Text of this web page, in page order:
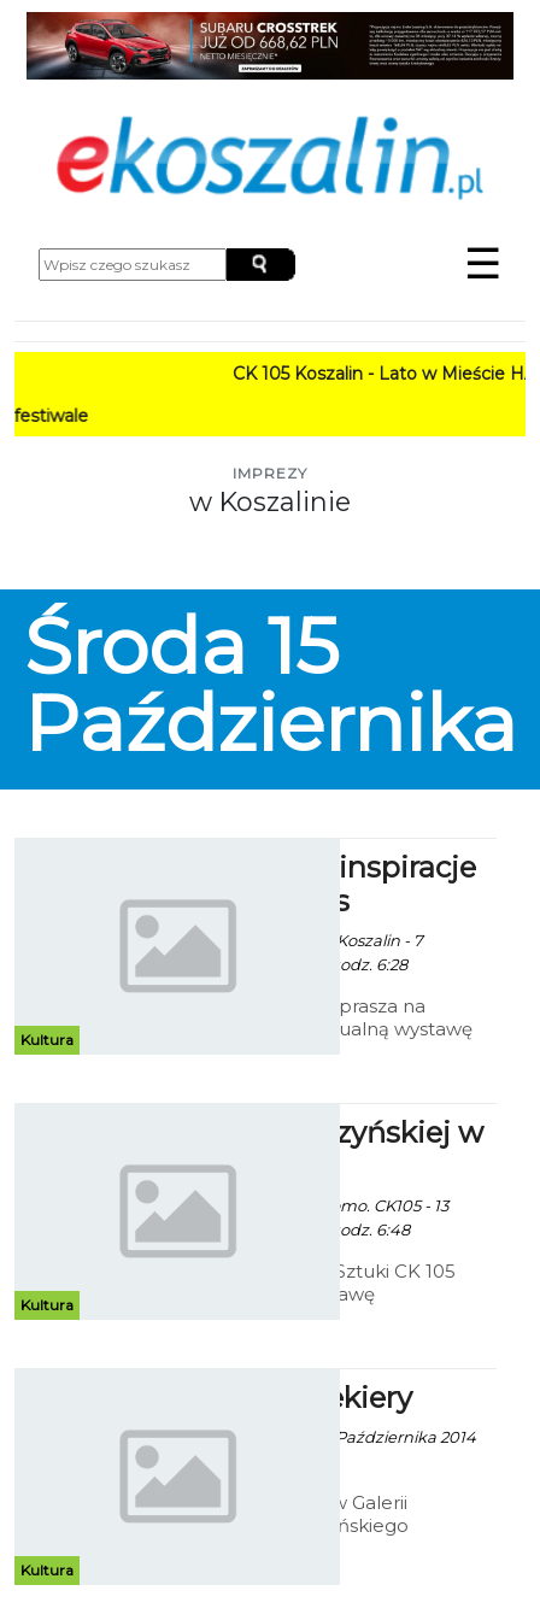
☰
CK 105 Koszalin - Lato w Mieście
IMPREZY
w Koszalinie
Środa 15
Października
Kultura
Marzenia i inspiracje
Marii Alblas
Ekoszalin / info. UM Koszalin - 7
Października 2014 godz. 6:28
Galeria Ratusz zaprasza na
pierwszą indywidualną wystawę
Kultura
Prace Cedrzyńskiej w
CK 105
Ekoszalin z mat. promo. CK105 - 13
Października 2014 godz. 6:48
Bałtycka Galeria Sztuki CK 105
zaprasza na wystawę
Kultura
Ołówek Siekiery
Robert Kuliński - 10 Października 2014
godz. 10:34
Do 26 listopada w Galerii
Antresola koszalińskiego